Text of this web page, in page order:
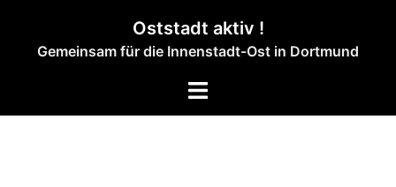
springen
Oststadt aktiv !
Gemeinsam für die Innenstadt-Ost in Dortmund
Menü